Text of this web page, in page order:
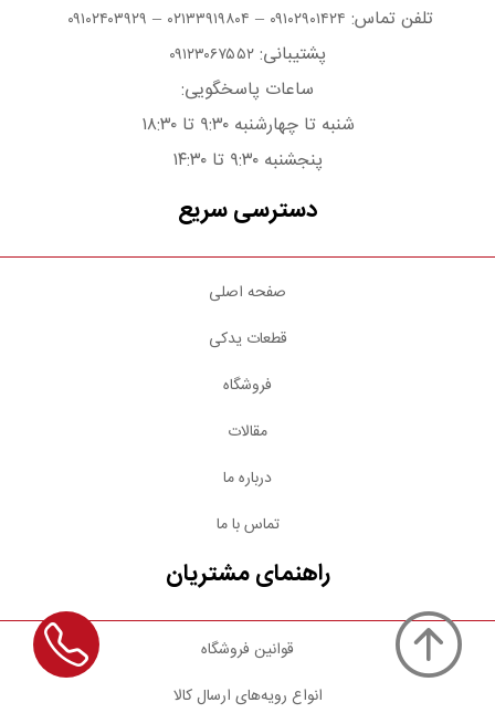
تلفن تماس: ۰۹۱۰۲۹۰۱۴۲۴ – ۰۲۱۳۳۹۱۹۸۰۴ – ۰۹۱۰۲۴۰۳۹۲۹
پشتیبانی: ۰۹۱۲۳۰۶۷۵۵۲
ساعات پاسخگویی:
شنبه تا چهارشنبه ۹:۳۰ تا ۱۸:۳۰
پنجشنبه ۹:۳۰ تا ۱۴:۳۰
دسترسی سریع
صفحه اصلی
قطعات یدکی
فروشگاه
مقالات
درباره ما
تماس با ما
راهنمای مشتریان
قوانین فروشگاه
انواع رویه‌های ارسال کالا